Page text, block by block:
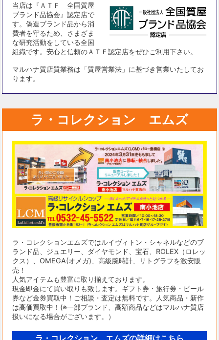
当店は『ＡＴＦ 全国質屋
ブランド品協会』認定店で
す。偽造ブランド品から消
費者を守るため、さまざま
な研究活動をしている全国
組織です。安心と信頼のＡＴＦ認定店をぜひご利用下さい。
マルハナ質店質業務は「質屋営業法」に基づき営業いたしてお
ります。
ラ・コレクション エムズ
ラ・コレクションエムズではルイヴィトン・シャネルなどのブ
ランド品、ジュエリー、ダイヤモンド、宝石、ROLEX（ロレッ
クス）、OMEGA(オメガ)、高級腕時計、リトグラフを激安販
売！
人気アイテムも豊富に取り揃えております。
現金即金にて買い取りも致します。ギフト券・旅行券・ビール
券など金券買取中！ご相談・査定は無料です。人気商品・新作
は高価買取中！(※一部ブランド、高額商品などはマルハナ質店
扱いになる場合がございます。）